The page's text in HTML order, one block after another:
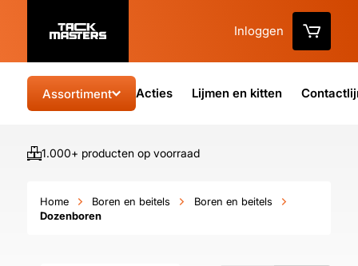
Inloggen
Assortiment Acties Lijmen en kitten
1.000+ producten op voorraad
Home Boren en beitels
Boren en beitels
Dozenboren